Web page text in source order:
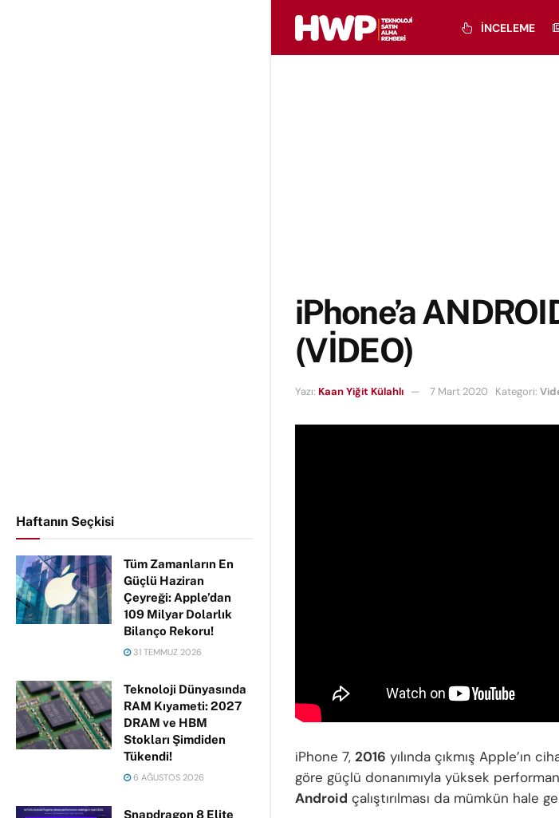
Haftanın Seçkisi
Tüm Zamanların En
Güçlü Haziran
Çeyreği: Apple’dan
109 Milyar Dolarlık
Bilanço Rekoru!
31 TEMMUZ 2026
Teknoloji Dünyasında
RAM Kıyameti: 2027
DRAM ve HBM
Stokları Şimdiden
Tükendi!
6 AĞUSTOS 2026
Snapdragon 8 Elite
İNCELEME
iPhone’a
(VİDEO)
Yazı: Kaan Yiğit Külahlı 7 Mart 2020 Kategori:
iPhone 7, 2016 yılında çıkmış Apple’ın
göre güçlü donanımıyla yüksek
Android çalıştırılması da mümkün hale